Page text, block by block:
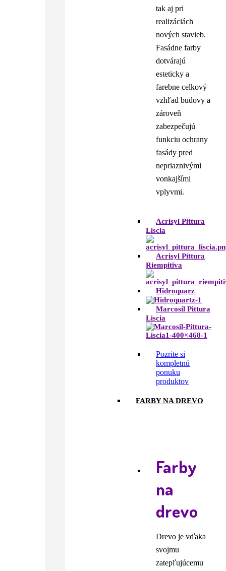
tak aj pri
realizáciách
nových stavieb.
Fasádne farby
dotvárajú
esteticky a
farebne celkový
vzhľad budovy a
zároveň
zabezpečujú
funkciu ochrany
fasády pred
nepriaznivými
vonkajšími
vplyvmi.
Acrisyl Pittura
Liscia
Acrisyl Pittura
Riempitiva
Hidroquarz
Marcosil Pittura
Liscia
Pozrite si
kompletnú
ponuku
produktov
FARBY NA DREVO
Farby
na
drevo
Drevo je vďaka
svojmu
zatepľujúcemu